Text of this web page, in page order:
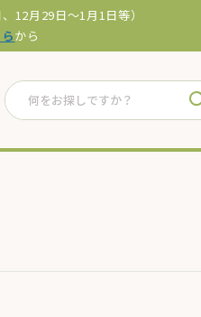
12月29日～1月1日等）
から